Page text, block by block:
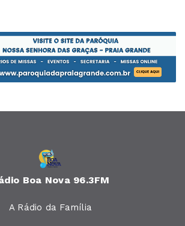
Boa Nova 96.3FM
A Rádio da Família